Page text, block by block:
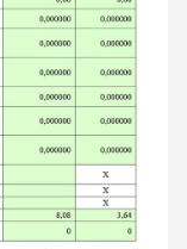
и
, а также
и
и